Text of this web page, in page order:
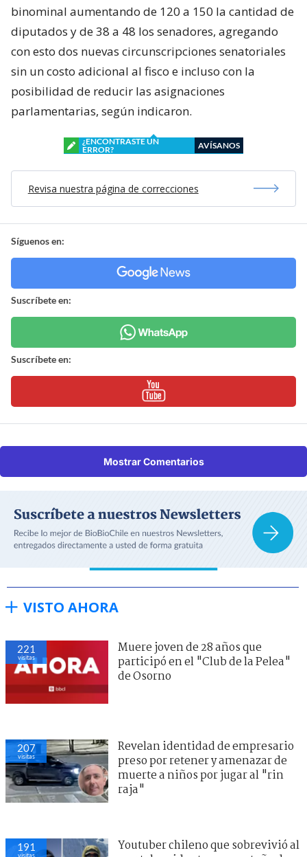
binominal aumentando de 120 a 150 la cantidad de
diputados y de 38 a 48 los senadores, agregando
con esto dos nuevas circunscripciones senatoriales
sin un costo adicional al fisco e incluso con la
posibilidad de reducir las asignaciones
parlamentarias, según indicaron.
¿ENCONTRASTE UN
ERROR?
AVÍSANOS
Revisa nuestra página de correcciones
Síguenos en:
Suscríbete en:
Suscríbete en:
Mostrar Comentarios
VISTO AHORA
221
visitas
Muere joven de 28 años que
participó en el "Club de la Pelea"
de Osorno
207
visitas
Revelan identidad de empresario
preso por retener y amenazar de
muerte a niños por jugar al "rin
raja"
191
visitas
Youtuber chileno que sobrevivió al